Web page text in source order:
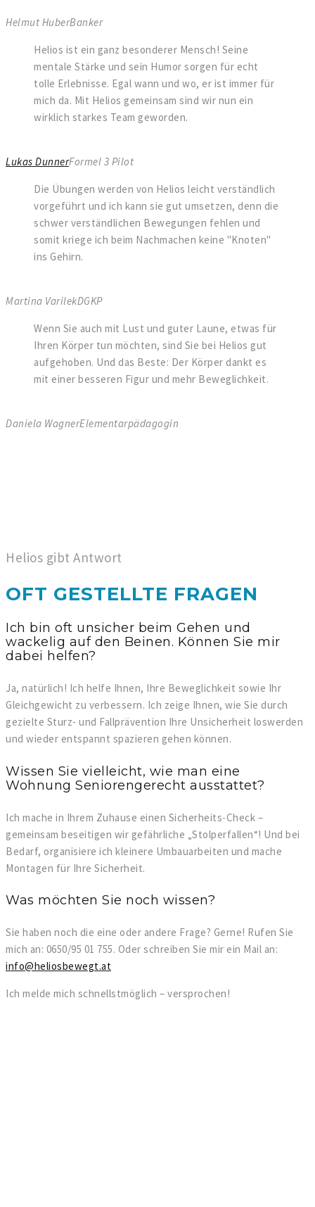
Helmut HuberBanker
Helios ist ein ganz besonderer Mensch! Seine
mentale Stärke und sein Humor sorgen für echt
tolle Erlebnisse. Egal wann und wo, er ist immer für
mich da. Mit Helios gemeinsam sind wir nun ein
wirklich starkes Team geworden.
Lukas DunnerFormel 3 Pilot
Die Übungen werden von Helios leicht verständlich
vorgeführt und ich kann sie gut umsetzen, denn die
schwer verständlichen Bewegungen fehlen und
somit kriege ich beim Nachmachen keine "Knoten"
ins Gehirn.
Martina VarilekDGKP
Wenn Sie auch mit Lust und guter Laune, etwas für
Ihren Körper tun möchten, sind Sie bei Helios gut
aufgehoben. Und das Beste: Der Körper dankt es
mit einer besseren Figur und mehr Beweglichkeit.
Daniela WagnerElementarpädagogin
Helios gibt Antwort
OFT GESTELLTE FRAGEN
Ich bin oft unsicher beim Gehen und
wackelig auf den Beinen. Können Sie mir
dabei helfen?
Ja, natürlich! Ich helfe Ihnen, Ihre Beweglichkeit sowie Ihr
Gleichgewicht zu verbessern. Ich zeige Ihnen, wie Sie durch
gezielte Sturz- und Fallprävention Ihre Unsicherheit loswerden
und wieder entspannt spazieren gehen können.
Wissen Sie vielleicht, wie man eine
Wohnung Seniorengerecht ausstattet?
Ich mache in Ihrem Zuhause einen Sicherheits-Check –
gemeinsam beseitigen wir gefährliche „Stolperfallen“! Und bei
Bedarf, organisiere ich kleinere Umbauarbeiten und mache
Montagen für Ihre Sicherheit.
Was möchten Sie noch wissen?
Sie haben noch die eine oder andere Frage? Gerne! Rufen Sie
mich an: 0650/95 01 755. Oder schreiben Sie mir ein Mail an:
info@heliosbewegt.at
Ich melde mich schnellstmöglich – versprochen!